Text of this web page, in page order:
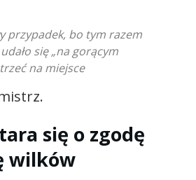
przypadek, bo tym razem
się „na gorącym
na miejsce
się o zgodę
wilków